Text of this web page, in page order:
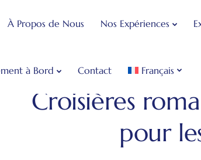
À Propos de Nous Nos Expériences
à Bord Contact Français
Cruise Blog de Voyage à Istanbul
Croisières
pour